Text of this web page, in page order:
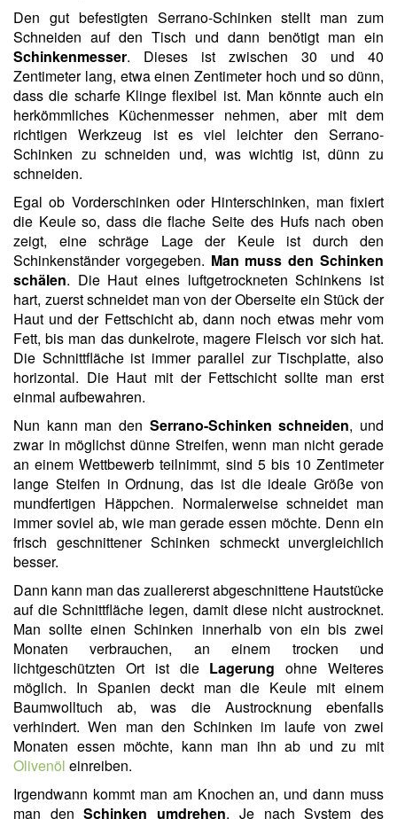
Den gut befestigten Serrano-Schinken stellt man zum
Schneiden auf den Tisch und dann benötigt man ein
Schinkenmesser. Dieses ist zwischen 30 und 40
Zentimeter lang, etwa einen Zentimeter hoch und so dünn,
dass die scharfe Klinge flexibel ist. Man könnte auch ein
herkömmliches Küchenmesser nehmen, aber mit dem
richtigen Werkzeug ist es viel leichter den Serrano-
Schinken zu schneiden und, was wichtig ist, dünn zu
schneiden.
Egal ob Vorderschinken oder Hinterschinken, man fixiert
die Keule so, dass die flache Seite des Hufs nach oben
zeigt, eine schräge Lage der Keule ist durch den
Schinkenständer vorgegeben. Man muss den Schinken
schälen. Die Haut eines luftgetrockneten Schinkens ist
hart, zuerst schneidet man von der Oberseite ein Stück der
Haut und der Fettschicht ab, dann noch etwas mehr vom
Fett, bis man das dunkelrote, magere Fleisch vor sich hat.
Die Schnittfläche ist immer parallel zur Tischplatte, also
horizontal. Die Haut mit der Fettschicht sollte man erst
einmal aufbewahren.
Nun kann man den Serrano-Schinken schneiden, und
zwar in möglichst dünne Streifen, wenn man nicht gerade
an einem Wettbewerb teilnimmt, sind 5 bis 10 Zentimeter
lange Steifen in Ordnung, das ist die ideale Größe von
mundfertigen Häppchen. Normalerweise schneidet man
immer soviel ab, wie man gerade essen möchte. Denn ein
frisch geschnittener Schinken schmeckt unvergleichlich
besser.
Dann kann man das zuallererst abgeschnittene Hautstücke
auf die Schnittfläche legen, damit diese nicht austrocknet.
Man sollte einen Schinken innerhalb von ein bis zwei
Monaten verbrauchen, an einem trocken und
lichtgeschützten Ort ist die Lagerung ohne Weiteres
möglich. In Spanien deckt man die Keule mit einem
Baumwolltuch ab, was die Austrocknung ebenfalls
verhindert. Wen man den Schinken im laufe von zwei
Monaten essen möchte, kann man ihn ab und zu mit
Olivenöl einreiben.
Irgendwann kommt man am Knochen an, und dann muss
man denSchinken umdrehen. Je nach System des